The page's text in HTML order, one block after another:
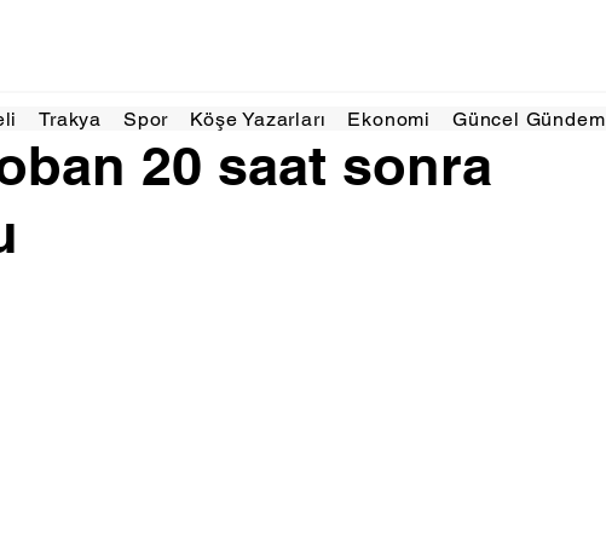
Trakya Spor Köşe Yazarları Ekonomi Güncel Gündem
20 saat sonra
1 dakikada okunur